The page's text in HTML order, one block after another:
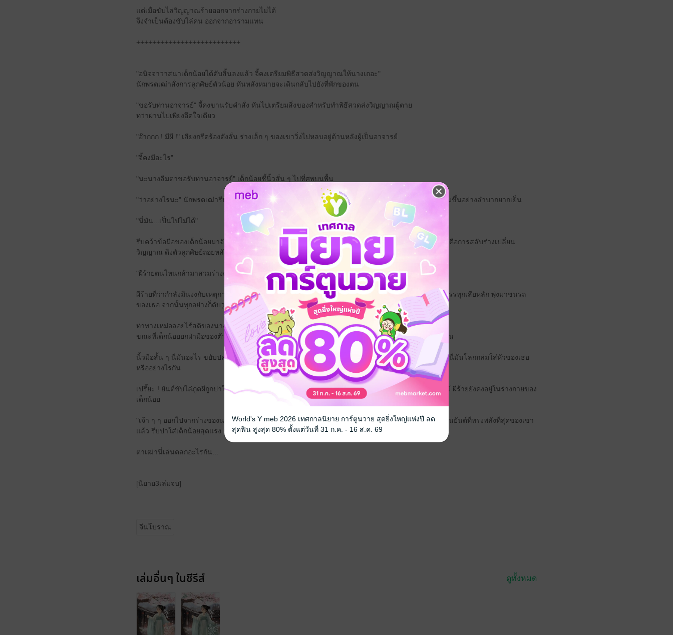
แต่เมื่อขับไล่วิญญาณร้ายออกจากร่างกายไม่ได้
จึงจำเป็นต้องขับไล่คน ออกจากอารามแทน
++++++++++++++++++++++++++
"อนิจจาวาสนาเด็กน้อยได้ดับสิ้นลงแล้ว จี้คงเตรียมพิธีสวดส่งวิญญาณให้นางเถอะ"
นักพรตเฒ่าสั่งการลูกศิษย์ตัวน้อย หันหลังหมายจะเดินกลับไปยังที่พักของตน
"ขอรับท่านอาจารย์" จี้คงขานรับคำสั่ง หันไปเตรียมสิ่งของสำหรับทำพิธีสวดส่งวิญญาณผู้ตาย
ทว่าผ่านไปเพียงอึดใจเดียว
"อ๊ากกก ! มีผี !" เสียงกรีดร้องดังลั่น ร่างเล็ก ๆ ของเขาวิ่งไปหลบอยู่ด้านหลังผู้เป็นอาจารย์
"จี้คงมีอะไร"
"นะนางลืมตาขอรับท่านอาจารย์" เด็กน้อยชี้นิ้วสั่น ๆ ไปที่ศพบนพื้น
"ว่าอย่างไรนะ" นักพรตเฒ่ารีบตรงไปคุกเข่าอยู่ด้านข้างศพ เห็นเปลือกตาของนางขยับไปมา ก่อนจะปรือลืมขึ้นอย่างลำบากยากเย็น
"นี่มัน...เป็นไปไม่ได้"
รีบคว้าข้อมือของเด็กน้อยมาจับชีพจรดู ดวงตาของนักพรตเฒ่ามืดมนลงในทันที แตะนิ้วทำนายชะตา นี่มันคือการสลับร่างเปลี่ยน
วิญญาณ ดึงตัวลูกศิษย์ถอยหลังไปสามก้าว
"ผีร้ายตนไหนกล้ามาสวมร่างคนตาย จงออกไปเสีย !"
ผีร้ายที่ว่ากำลังมึนงงกับเหตุการณ์ตรงหน้า จำได้ว่าเธอกำลังขับรถกลับบ้าน ใช่แล้ว เกิดอุบัติเหตุขึ้น มีรถบรรทุกเสียหลัก พุ่งมาชนรถ
ของเธอ จากนั้นทุกอย่างก็ดับวูบไป
ท่าทางเหม่อลอยไร้สติของนางทำนักพรตเฒ่าหวาดระแวงในทันที เตรียมหยิบยันต์ป้องกันภูตผีออกมา
ขณะที่เด็กน้อยยกฝ่ามือของตัวเองขึ้นเพ่งมองอย่างประหลาดใจ ดวงตาคู่กลมน้อยกลอกกลิ้งไปมาอย่างสับสน
นิ้วมือสั้น ๆ นี่มันอะไร ขยับปลายเท้าเข้าหากัน ขาก็สั้น พลิกฝ่ามือตัวเองไปมา สีหน้าคล้ายคนอยากร้องไห้ นี่มันโลกถล่มใส่หัวของเธอ
หรืออย่างไรกัน
เปรี๊ยะ ! ยันต์ขับไล่ภูตผีถูกปาใส่นางสุดแรง ก่อนที่มันจะปลิวร่อนลงไปกองอยู่บนพื้น ยันต์ไม่เกิดการเผาไหม้ ผีร้ายยังคงอยู่ในร่างกายของ
เด็กน้อย
"เจ้า ๆ ๆ ออกไปจากร่างของนางเดี๋ยวนี้ !" นักพรตเฒ่าชี้นิ้วพร้อมดึงยันต์สายฟ้าฟาดออกมาอีกแผ่น นี่นับเป็นยันต์ที่ทรงพลังที่สุดของเขา
แล้ว รีบปาใส่เด็กน้อยสุดแรง เปรี๊ยะ ! ทว่าไร้ผลอยู่ดี...
ตาเฒ่านี่เล่นตลกอะไรกัน...
[นิยาย3เล่มจบ]
จีนโบราณ
เล่มอื่นๆ ในซีรีส์ ดูทั้งหมด
World's Y meb 2026 เทศกาลนิยาย การ์ตูนวาย สุดยิ่งใหญ่แห่งปี ลด
สุดฟิน สูงสุด 80% ตั้งแต่วันที่ 31 ก.ค. - 16 ส.ค. 69